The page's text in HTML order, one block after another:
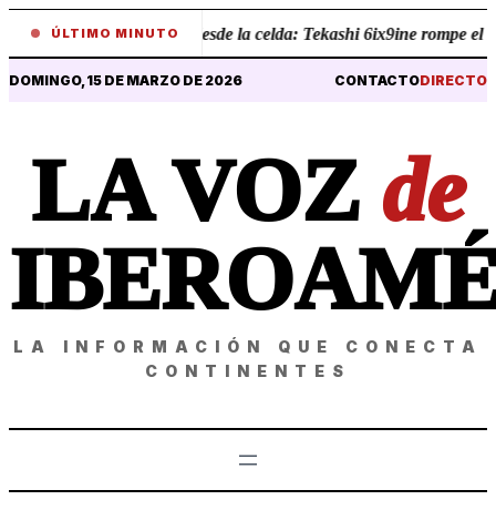
ÚLTIMO MINUTO
• Revelaciones desde la celda: Tekashi 6ix9ine rompe el
DOMINGO, 15 DE MARZO DE 2026 CONTACTODIRECTO
LA VOZ de
LA INFORMACIÓN QUE CONECTA
CONTINENTES